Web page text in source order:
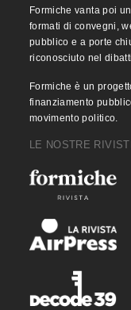
Formiche vanta poi
formati di convegni,
pubblico e a porte
riconosciuto nel
Formiche è un
finanziamento
movimento politico.
LE NOSTRE